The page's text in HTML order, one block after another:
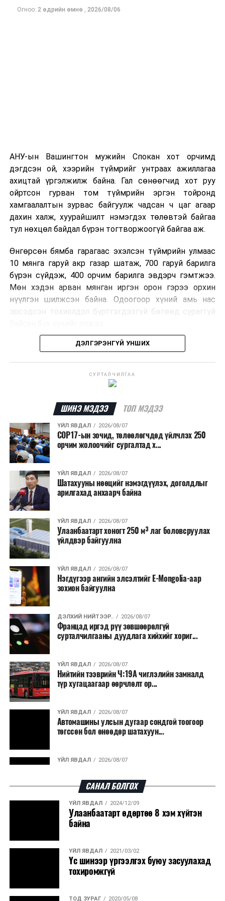
http://amp.gs/jzwyZ
Боловсрол, шинжлэх ухааны яам
ДАРААХ МЭДЭЭ
эдгэрлээ
Улаанбаатарт дархлаажуулалтын явуулын 29 баг,
суурин 33 цэг ажиллана
Одоогоор дэлбэрэлтийн шалтгаан, хэрэгт холбоотой
Огноо: 2 өдрийн өмнө , 2026/08/06
АНУ-ын Вашингтон мужийн Спокан хот орчимд
дэгдсэн ой, хээрийн түймрийг унтраах ажиллагаа
ахицтай үргэлжилж байна. Гал сөнөөгчид хот руу
ойртсон гурван том түймрийн эргэн тойронд
хамгаалалтын зурвас байгуулж чадсан ч цаг агаар
дахин халж, хуурайшилт нэмэгдэх төлөвтэй байгаа
тул нөхцөл байдал бүрэн тогтворжоогүй байгаа аж.
Өнгөрсөн бямба гарагаас эхэлсэн түймрийн улмаас
10 мянга гаруй акр газар шатаж, 700 гаруй барилга
бүрэн сүйдэж, 400 орчим барилга эвдэрч гэмтжээ.
Мөн хэдэн арван мянган иргэн орон гэрээ орхин
нүүлгэн шилжсэн байна. Одоогоор хүний амь нас
эрсэдсэн тохиолдол бүртгэгдээгүй бөгөөд сураггүй
Албаныхны мэдээлснээр түймрийн нэг голомтыг
шатаасан гэх үндэслэлээр эрүүгийн хэрэг үүсгэн
шалтгааныг үргэлжлүүлэн тогтоож байгаа бөгөөд
аянгын улмаас үүсээгүй гэж үзэж байгаа аж.
Одоогоор АНУ даяар 13 мужид 90 гаруй томоохон ой,
хээрийн түймэр идэвхтэй үргэлжилж байгаагийн
талаас илүү нь Орегон болон Вашингтон мужид
бүртгэгдсэн байна. Цаг уурын байгууллагууд ойрын
өдрүүдэд агаарын температур дахин огцом
нэмэгдэж, хуурайшилт эрчимжих төлөвтэй байгааг
анхааруулсан бөгөөд энэ нь гал унтраах ажиллагаанд
шинэ сорилт учруулж болзошгүйг онцолжээ.
ДЭЛГЭРЭНГҮЙ УНШИХ
СУРТАЛЧИЛГАА
ШИНЭ МЭДЭЭ ТОП МЭДЭЭ
ҮЙЛ ЯВДАЛ 2026/08/07
COP17-ын зочид, төлөөлөгчдөд үйлчлэх 250
орчим жолоочийг сургалтад х...
ҮЙЛ ЯВДАЛ 2026/08/07
Шатахууны нөөцийг нэмэгдүүлэх, доголдлыг
арилгахад анхаарч байна
ҮЙЛ ЯВДАЛ 2026/08/07
Улаанбаатарт хоногт 250 м³ лаг боловсруулах
үйлдвэр байгуулна
ҮЙЛ ЯВДАЛ 2026/08/07
Нэгдүгээр ангийн элсэлтийг E-Mongolia-аар
зохион байгуулна
ДЭЛХИЙ НИЙТЭЭР.. 2026/08/07
Францад иргэд рүү зөвшөөрөлгүй
сурталчилгааны дуудлага хийхийг хориг...
ҮЙЛ ЯВДАЛ 2026/08/07
Нийтийн тээврийн Ч:19А чиглэлийн замналд
түр хугацаагаар өөрчлөлт ор...
ҮЙЛ ЯВДАЛ 2026/08/07
Автомашины улсын дугаар сондгой тоогоор
төгссөн бол өнөөдөр шатахуун...
ҮЙЛ ЯВДАЛ 2026/08/07
ДЭЛХИЙ НИЙТЭЭР..
“Уралдронзавод” компанийн ерөнхий
захирлын автомашиныг дэлбэлжээ...
ҮЙЛ ЯВДАЛ
Сүхбаатар боомтоор тав хоногт 10 мянга гаруй
тонн АИ-92 автобензин и...
САНАЛ БОЛГОХ
ҮЙЛ ЯВДАЛ 2024/12/09
Улаанбаатарт өдөртөө 8 хэм хүйтэн
байна
ҮЙЛ ЯВДАЛ 2021/03/02
Үс шинээр үргээлгэх буюу засуулахад
тохиромжгүй
ТОД ЗУРАГ 2020/05/08